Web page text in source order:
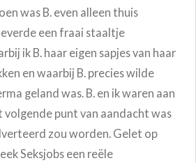
was B. even alleen thuis
een fraai staaltje
ik B. haar eigen sapjes van haar
en waarbij B. precies wilde
geland was. B. en ik waren aan
volgende punt van aandacht was
zou worden. Gelet op
Seksjobs een reële